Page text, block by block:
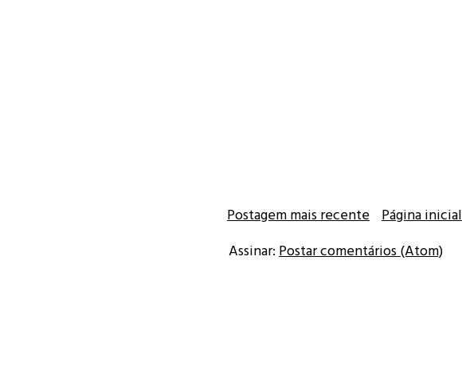
Postagem mais recente Página inicial
Assinar: Postar comentários (Atom)